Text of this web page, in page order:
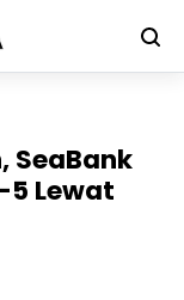
SeaBank
5 Lewat